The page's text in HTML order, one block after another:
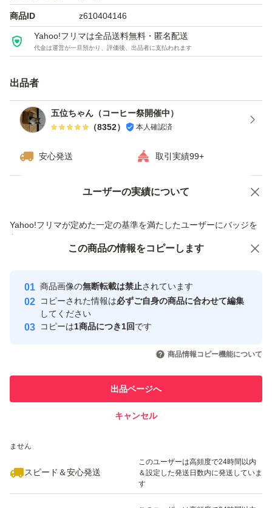
【発送方法について】
ゆうパケットポストで発送予定です。
おそれがあります。
神経質な方は購入お控え下さい。
2〜3日を目安に発送してます。
少しでも不安になる方は
購入お控え下さい。
【こちらいろいろな場面でご利用可能です】
○お子さんのシャンプーなどにも
○旅行先のシャンプーセットなどにも
商品ID z610404146
Yahoo!フリマは全品送料無料・匿名配送
代金は運営が一旦預かり、評価後、出品者に支払われます
出品者
五位ちゃん（コーヒー祭開催中）
（8352） 本人確認済
安心発送 取引実績99+
ユーザーの実績について
Yahoo!フリマが定めた一定の基準を満たしたユーザーにバッジを
付与しています
安心取引出品者
心・安全なユーザーです
取引実績
引を完了させた実績があります
での取引実績があります
ません
スピード＆安心発送
このユーザーは高頻度で24時間以内
＆設定した発送日数内に発送していま
す
価格の相談 商品への質問
この商品の情報をコピーします
商品画像の無断転載は禁止されています
コピーされた情報は必ずご自身の商品に合わせて編集
してください
コピーは1商品につき1回です
商品情報コピー機能について
出品ページへ
キャンセル
この商品をみている人にオススメ